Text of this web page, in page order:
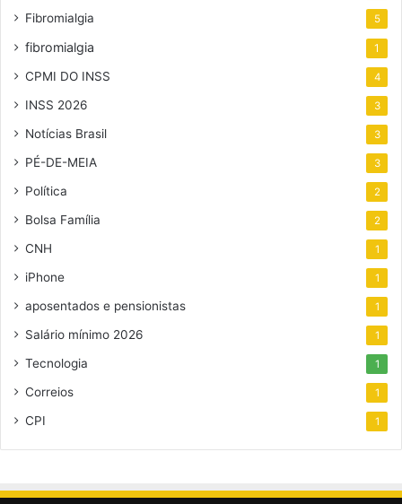
Fibromialgia 5
fibromialgia 1
CPMI DO INSS 4
INSS 2026 3
Notícias Brasil 3
PÉ-DE-MEIA 3
Política 2
Bolsa Família 2
CNH 1
iPhone 1
aposentados e pensionistas 1
Salário mínimo 2026 1
Tecnologia 1
Correios 1
CPI 1